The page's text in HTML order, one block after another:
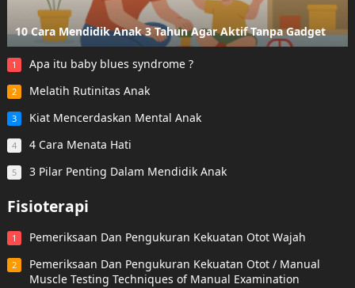
10 Cara Mendidik Anak 3 Tahun Agar Aktif Tanpa Gadget
1 Apa itu baby blues syndrome ?
2 Melatih Rutinitas Anak
3 Kiat Mencerdaskan Mental Anak
4 4 Cara Menata Hati
5 3 Pilar Penting Dalam Mendidik Anak
Fisioterapi
1 Pemeriksaan Dan Pengukuran Kekuatan Otot Wajah
2
Pemeriksaan Dan Pengukuran Kekuatan Otot / Manual
Muscle Testing Techniques of Manual Examination